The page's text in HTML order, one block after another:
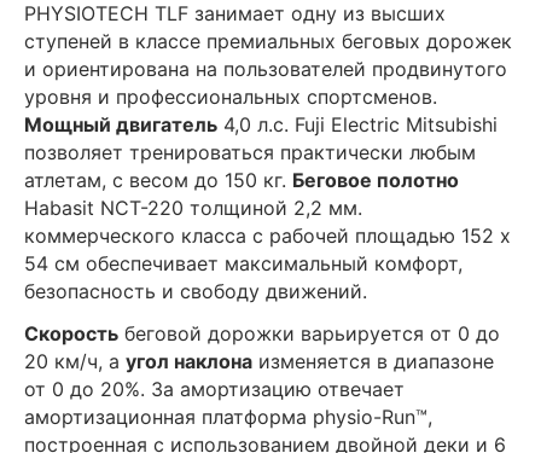
PHYSIOTECH TLF занимает одну из высших
ступеней в классе премиальных беговых дорожек
и ориентирована на пользователей продвинутого
уровня и профессиональных спортсменов.
Мощный двигатель 4,0 л.с. Fuji Electric Mitsubishi
позволяет тренироваться практически любым
атлетам, с весом до 150 кг. Беговое полотно
Habasit NСT-220 толщиной 2,2 мм.
коммерческого класса с рабочей площадью 152 х
54 см обеспечивает максимальный комфорт,
безопасность и свободу движений.
Скорость беговой дорожки варьируется от 0 до
20 км/ч, а угол наклона изменяется в диапазоне
от 0 до 20%. За амортизацию отвечает
амортизационная платформа physio-Run™,
построенная с использованием двойной деки и 6